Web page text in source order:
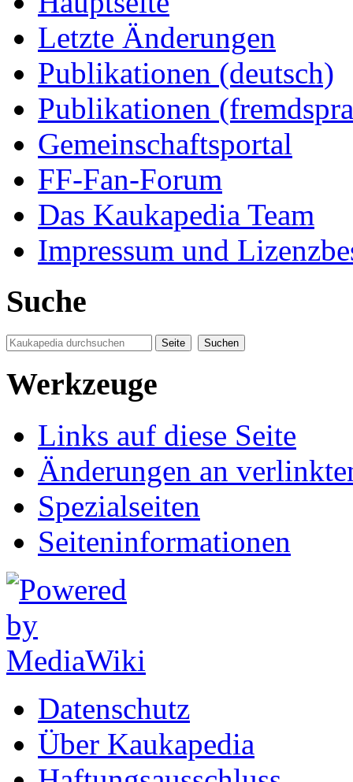
Letzte Änderungen
Publikationen (deutsch)
Publikationen
Gemeinschaftsportal
FF-Fan-Forum
Das Kaukapedia Team
Impressum und
Suche
Werkzeuge
Links auf diese Seite
Änderungen an
Spezialseiten
Seiten­informationen
Datenschutz
Über Kaukapedia